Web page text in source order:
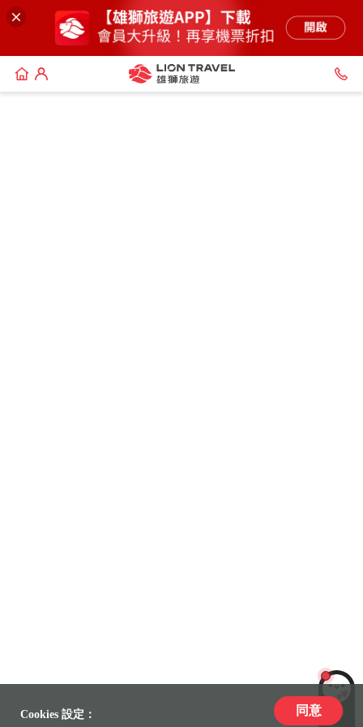
LiLi
Cookies 設定： 同意